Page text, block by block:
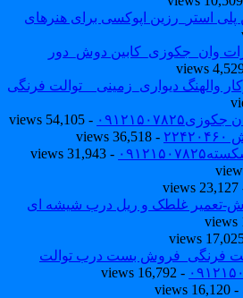
استر_رزین اپوکسی برای هنرهای
وان_جکوزی_کابین دوش_دور
والهنگ دیواری_زمینی _ توالت فرنگی
- 54,105 views
- 36,518 views
- 31,943 views
تعمیر غلطک و ریل درب شیشه ای
فرنگی_فروش بست درب توالت
- 16,792 views